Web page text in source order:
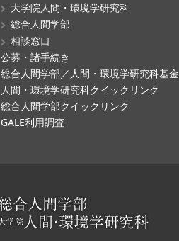
大学院人間・環境学研究科
総合人間学部
相談窓口
公募・諸手続き
総合人間学部／人間・環境学研究科基金
人間・環境学研究科クイックリンク
総合人間学部クイックリンク
GALE利用調査